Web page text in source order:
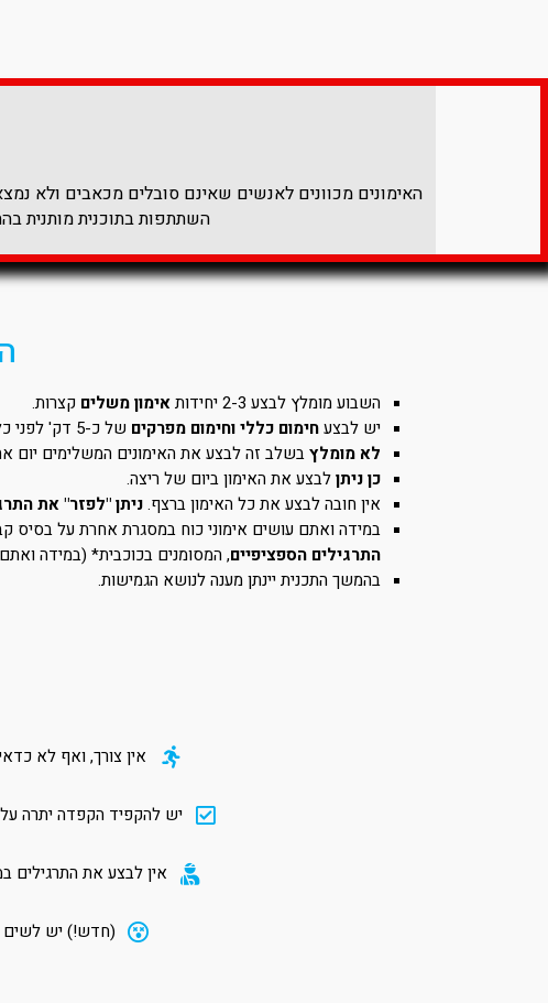
האימונים מכוונים לאנשים שאינם סובלים מכאבים ולא
השתתפות בתוכנית מותנית
השבוע מומלץ לבצע 2-3 יחידות אימון משלים קצרות.
יש לבצעחימום כללי וחימום מפרקים של כ-5 דק' לפני כל אמון.
לא מומלץבשלב זה לבצע את האימונים המשלימים יום
כן ניתןלבצע את האימון ביום של ריצה.
אין חובה לבצע את כל האימון ברצף.ניתן "לפזר" את
במידה ואתם עושים אימוני כוח במסגרת אחרת על בסיס
התרגילים הספציפיים, המסומנים בכוכבית* (במידה
בהמשך התכנית יינתן מענה לנושא הגמישות.
אין צורך, ואף לא
יש להקפיד הקפדה יתרה על
אין לבצע את התרגילים
(חדש!) יש לשים